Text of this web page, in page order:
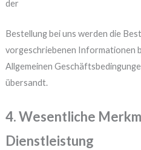
der
Bestellung bei uns werden die
vorgeschriebenen Informationen
Allgemeinen
übersandt.
4. Wesentliche
Dienstleistung